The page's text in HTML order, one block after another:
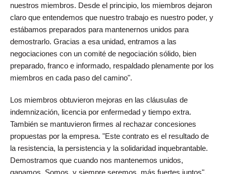
nuestros miembros. Desde el principio, los miembros dejaron
claro que entendemos que nuestro trabajo es nuestro poder, y
estábamos preparados para mantenernos unidos para
demostrarlo. Gracias a esa unidad, entramos a las
negociaciones con un comité de negociación sólido, bien
preparado, franco e informado, respaldado plenamente por los
miembros en cada paso del camino".
Los miembros obtuvieron mejoras en las cláusulas de
indemnización, licencia por enfermedad y tiempo extra.
También se mantuvieron firmes al rechazar concesiones
propuestas por la empresa. "Este contrato es el resultado de
la resistencia, la persistencia y la solidaridad inquebrantable.
Demostramos que cuando nos mantenemos unidos,
ganamos. Somos, y siempre seremos, más fuertes juntos",